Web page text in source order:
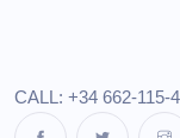
CALL: +34 662-115-